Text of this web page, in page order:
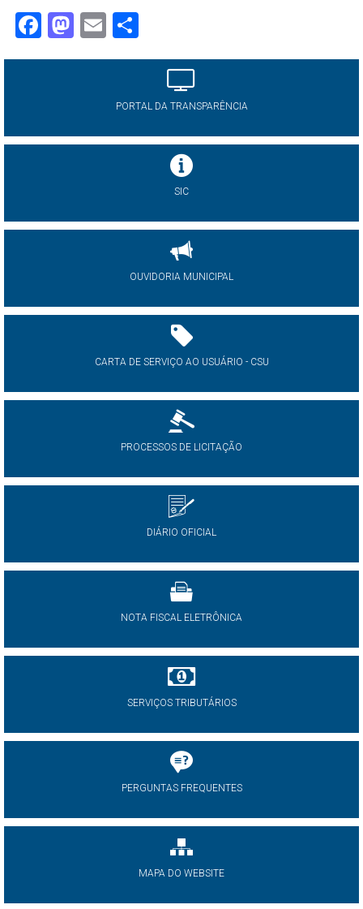
Facebook
Mastodon
Email
PORTAL DA TRANSPARÊNCIA
SIC
OUVIDORIA MUNICIPAL
CARTA DE SERVIÇO AO USUÁRIO - CSU
PROCESSOS DE LICITAÇÃO
DIÁRIO OFICIAL
NOTA FISCAL ELETRÔNICA
SERVIÇOS TRIBUTÁRIOS
PERGUNTAS FREQUENTES
MAPA DO WEBSITE